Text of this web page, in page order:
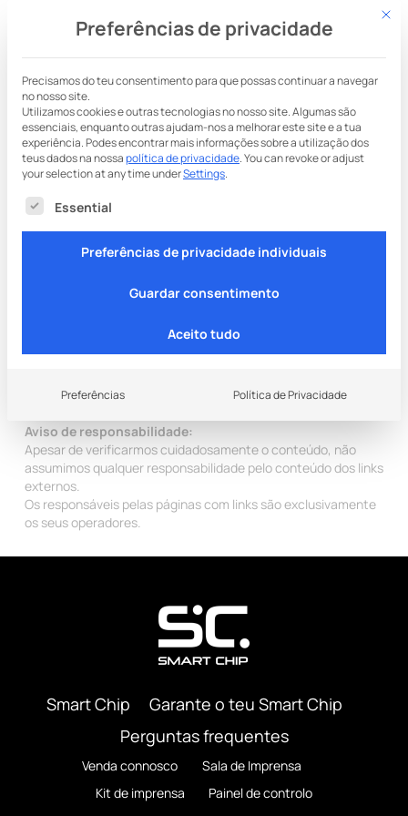
Garante o teu Smart
Chip
Informações sobre
a empresa
Smart Chip Switzerland AG
Wassergrabe 3
6210 Sursee
Número de identificação para efeitos de IVA /
Aviso de responsabilidade:
Apesar de verificarmos cuidadosamente o conteúdo, não
assumimos qualquer responsabilidade pelo conteúdo dos links
externos.
Os responsáveis pelas páginas com links são exclusivamente
os seus operadores.
Smart Chip
Garante o teu Smart Chip
Perguntas frequentes
Venda connosco
Sala de Imprensa
Kit de imprensa
Painel de controlo
Este
Preferências de privacidade
Precisamos do teu consentimento para que possas continuar a navegar
no nosso site.
Utilizamos cookies e outras tecnologias no nosso site. Algumas são
essenciais, enquanto outras ajudam-nos a melhorar este site e a tua
experiência.Podes encontrar mais informações sobre a utilização dos
teus dados na nossapolítica de privacidade.You can revoke or adjust
your selection at any time underSettings.
Segue-se uma lista dos grupos de serviços para
Essential
Preferências de privacidade individuais
Guardar consentimento
Aceito tudo
Preferências Política de Privacidade